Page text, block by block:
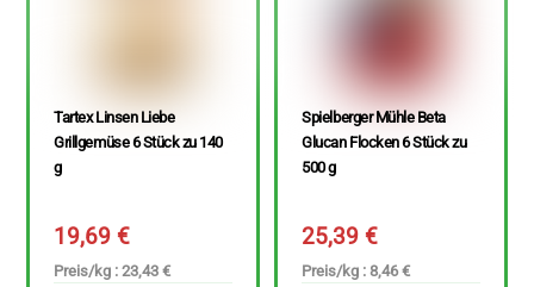
Tartex Linsen Liebe
Grillgemüse 6 Stück zu 140
g
19,69€
Preis/kg : 23,43 €
Spielberger Mühle Beta
Glucan Flocken 6 Stück zu
500 g
25,39€
Preis/kg : 8,46 €